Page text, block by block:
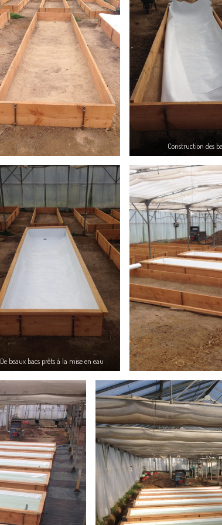
Construction des
De beaux bacs prêts à la mise en eau